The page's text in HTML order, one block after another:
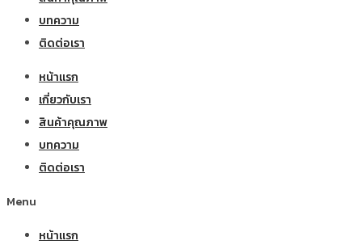
บทความ
ติดต่อเรา
หน้าแรก
เกี่ยวกับเรา
สินค้าคุณภาพ
บทความ
ติดต่อเรา
Menu
หน้าแรก